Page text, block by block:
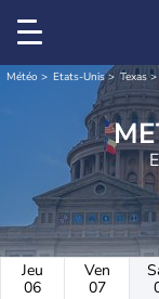
Météo Etats-Unis Texas
Jeu
06
Ven
07